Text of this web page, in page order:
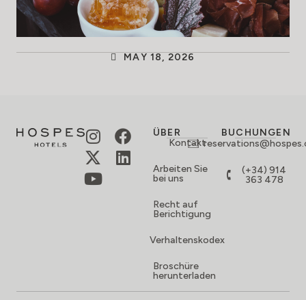
MAY 18, 2026
ÜBER
Kontakt
Arbeiten Sie
bei uns
Recht auf
Berichtigung
Verhaltenskodex
Broschüre
herunterladen
BUCHUNGEN
(+34) 914
363 478